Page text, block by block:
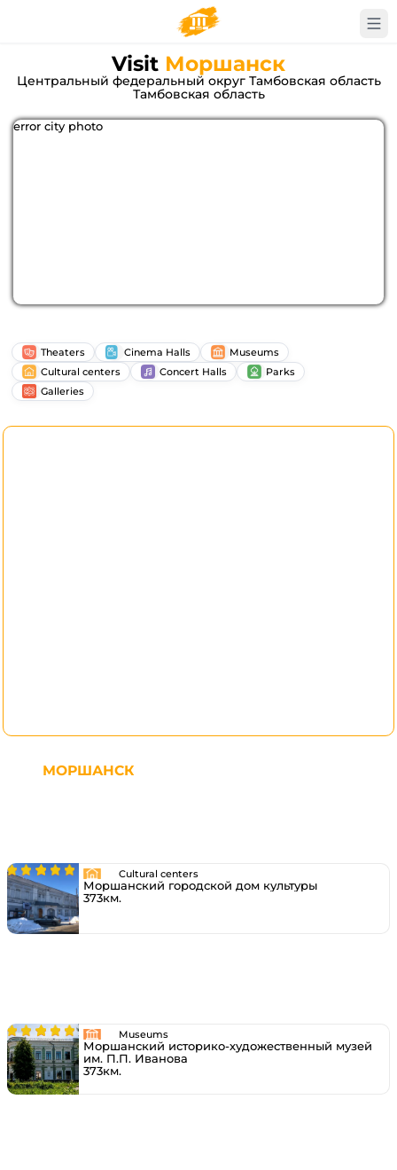
Visit Моршанск
Центральный федеральный округ Тамбовская область
Тамбовская область
error city photo
Theaters Cinema Halls
Museums
Cultural centers
Concert Halls
Parks
Galleries
МОРШАНСК
Cultural centers
Моршанский городской дом культуры
373км.
Museums
Моршанский историко-художественный музей
им. П.П. Иванова
373км.